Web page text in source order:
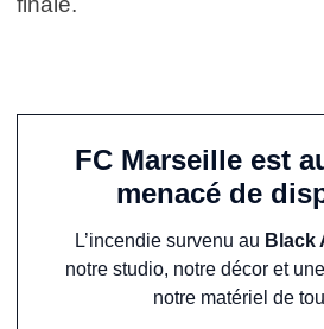
FC Marseille est
menacé de
L’incendie survenu au Black
notre studio, notre décor et
notre matériel de